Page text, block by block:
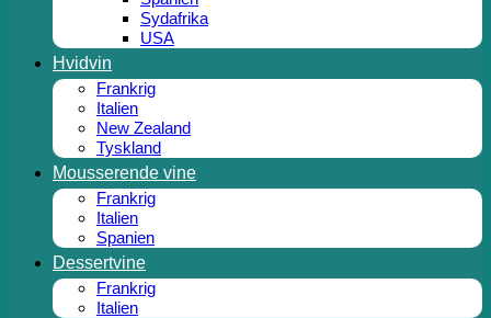
Sydafrika
USA
Hvidvin
Frankrig
Italien
New Zealand
Tyskland
Mousserende vine
Frankrig
Italien
Spanien
Dessertvine
Frankrig
Italien